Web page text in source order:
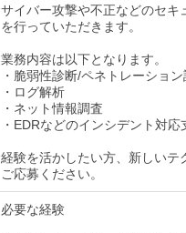
サイバー攻撃や不正などのセ
を行っていただきます。
業務内容は以下となります。
・脆弱性診断/ペネトレーショ
・ログ解析
・ネット情報調査
・EDRなどのインシデント対応
経験を活かしたい方、新しい
ご応募ください。
必要な経験